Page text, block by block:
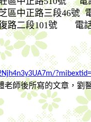
區中正路三段46號
路二段101號 電
老師後所寫的文章，劉